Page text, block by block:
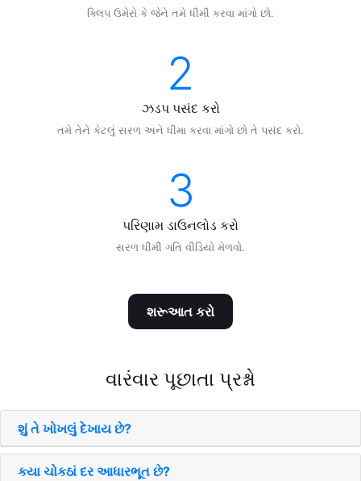
ક્લિપ ઉમેરો કે જેને તમે ધીમી કરવા માંગો છો.
2
ઝડપ પસંદ કરો
તમે તેને કેટલું સરળ અને ધીમા કરવા માંગો છો તે પસંદ કરો.
3
પરિણામ ડાઉનલોડ કરો
સરળ ધીમી ગતિ વીડિયો મેળવો.
શરૂઆત કરો
વારંવાર પૂછાતા પ્રશ્નો
શું તે ખોખલું દેખાય છે?
કયા ચોકઠાં દર આધારભૂત છે?